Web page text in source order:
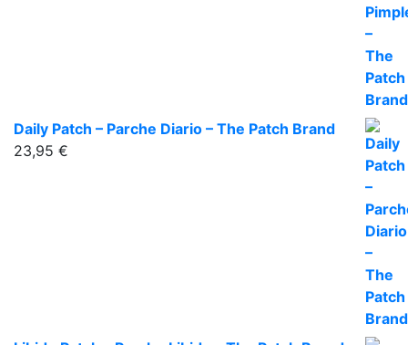
Daily Patch – Parche Diario – The Patch Brand
23,95 €